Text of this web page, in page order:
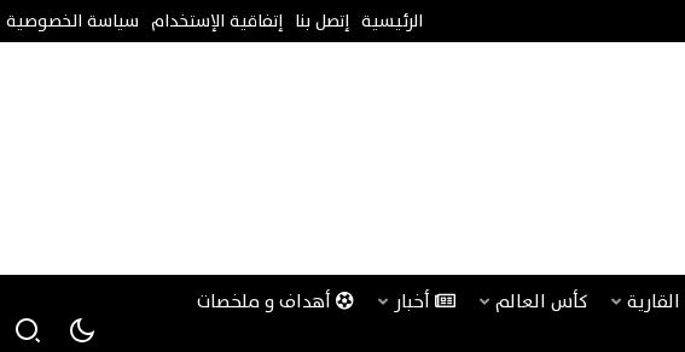
الرئيسية إتصل بنا إتفاقية الإستخدام سياسة الخصوصية
كأس العالم أخبار
أهداف و ملخصات